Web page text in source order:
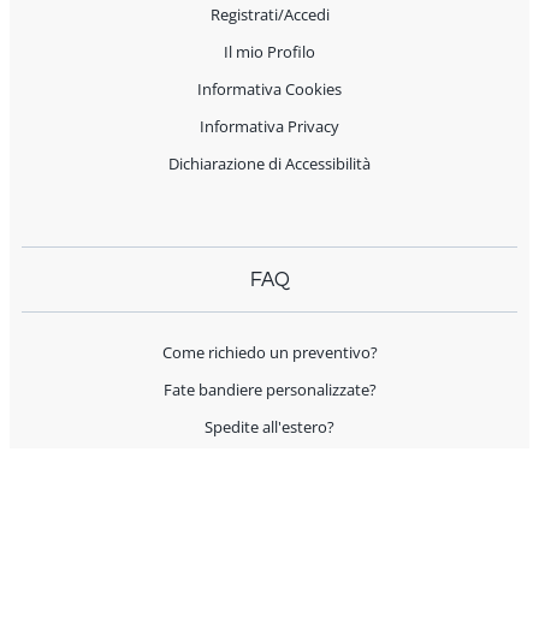
Registrati/Accedi
Il mio Profilo
Informativa Cookies
Informativa Privacy
Dichiarazione di Accessibilità
FAQ
Come richiedo un preventivo?
Fate bandiere personalizzate?
Spedite all'estero?